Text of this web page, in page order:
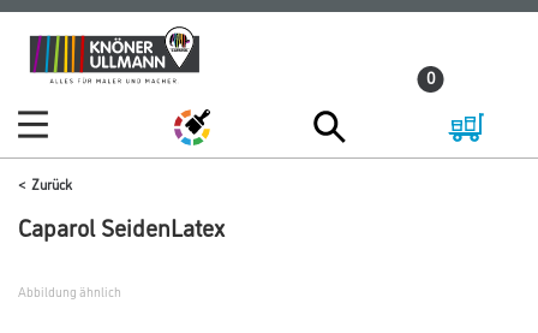
Zum
Inhalt
Zum
Navigationsmenü
0
Zurück
Caparol SeidenLatex
Abbildung ähnlich